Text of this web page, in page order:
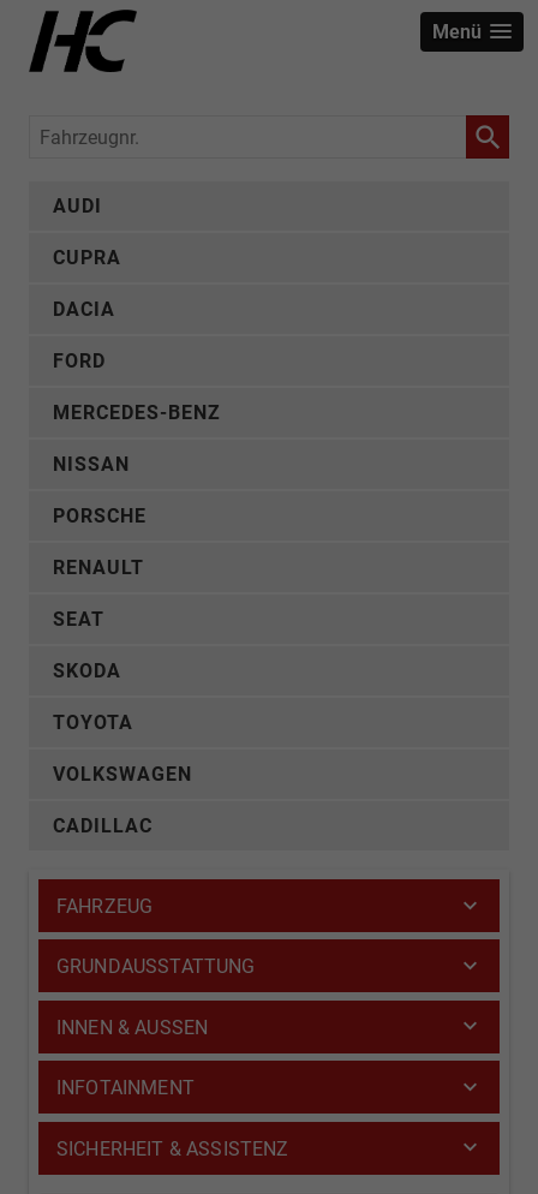
Menü
Fahrzeugnr.
AUDI
CUPRA
DACIA
FORD
MERCEDES-BENZ
NISSAN
PORSCHE
RENAULT
SEAT
SKODA
TOYOTA
VOLKSWAGEN
CADILLAC
FAHRZEUG
GRUNDAUSSTATTUNG
INNEN & AUSSEN
INFOTAINMENT
SICHERHEIT & ASSISTENZ